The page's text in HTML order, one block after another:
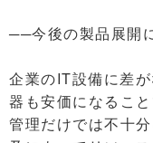
──今後の製品展開
企業のIT設備に差
器も安価になるこ
管理だけでは不十